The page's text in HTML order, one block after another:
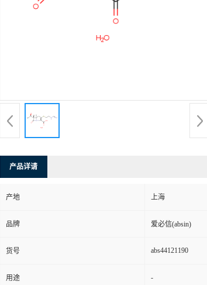
产品详请
产地 上海
品牌 爱必信(absin)
货号 abs44121190
用途 -